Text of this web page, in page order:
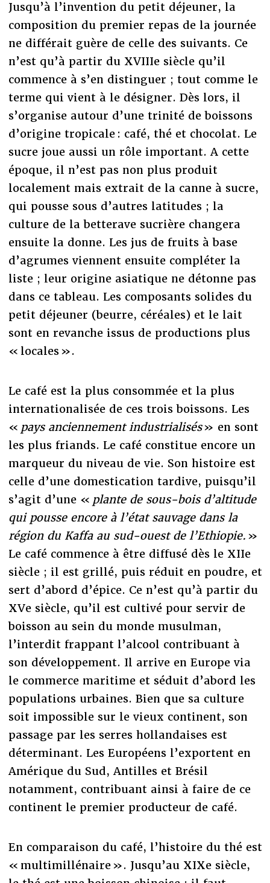
Jusqu’à l’invention du petit déjeuner, la
composition du premier repas de la journée
ne différait guère de celle des suivants. Ce
n’est qu’à partir du XVIIIe siècle qu’il
commence à s’en distinguer ; tout comme le
terme qui vient à le désigner. Dès lors, il
s’organise autour d’une trinité de boissons
d’origine tropicale : café, thé et chocolat. Le
sucre joue aussi un rôle important. A cette
époque, il n’est pas non plus produit
localement mais extrait de la canne à sucre,
qui pousse sous d’autres latitudes ; la
culture de la betterave sucrière changera
ensuite la donne. Les jus de fruits à base
d’agrumes viennent ensuite compléter la
liste ; leur origine asiatique ne détonne pas
dans ce tableau. Les composants solides du
petit déjeuner (beurre, céréales) et le lait
sont en revanche issus de productions plus
« locales ».
Le café est la plus consommée et la plus
internationalisée de ces trois boissons. Les
« pays anciennement industrialisés» en sont
les plus friands. Le café constitue encore un
marqueur du niveau de vie. Son histoire est
celle d’une domestication tardive, puisqu’il
s’agit d’une « plante de sous-bois d’altitude
qui pousse encore à l’état sauvage dans la
région du Kaffa au sud-ouest de l’Ethiopie. »
Le café commence à être diffusé dès le XIIe
siècle ; il est grillé, puis réduit en poudre, et
sert d’abord d’épice. Ce n’est qu’à partir du
XVe siècle, qu’il est cultivé pour servir de
boisson au sein du monde musulman,
l’interdit frappant l’alcool contribuant à
son développement. Il arrive en Europe via
le commerce maritime et séduit d’abord les
populations urbaines. Bien que sa culture
soit impossible sur le vieux continent, son
passage par les serres hollandaises est
déterminant. Les Européens l’exportent en
Amérique du Sud, Antilles et Brésil
notamment, contribuant ainsi à faire de ce
continent le premier producteur de café.
En comparaison du café, l’histoire du thé est
« multimillénaire ». Jusqu’au XIXe siècle,